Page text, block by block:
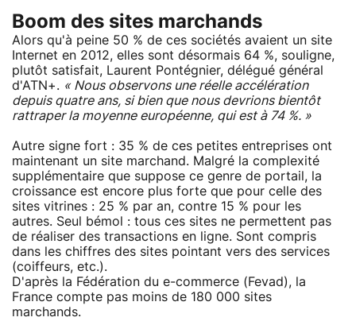
Boom des sites marchands
Alors qu'à peine 50 % de ces sociétés avaient un site
Internet en 2012, elles sont désormais 64 %, souligne,
plutôt satisfait, Laurent Pontégnier, délégué général
d'ATN+. « Nous observons une réelle accélération
depuis quatre ans, si bien que nous devrions bientôt
rattraper la moyenne européenne, qui est à 74 %. »
Autre signe fort : 35 % de ces petites entreprises ont
maintenant un site marchand. Malgré la complexité
supplémentaire que suppose ce genre de portail, la
croissance est encore plus forte que pour celle des
sites vitrines : 25 % par an, contre 15 % pour les
autres. Seul bémol : tous ces sites ne permettent pas
de réaliser des transactions en ligne. Sont compris
dans les chiffres des sites pointant vers des services
(coiffeurs, etc.).
D'après la Fédération du e-commerce (Fevad), la
France compte pas moins de 180 000 sites
marchands.